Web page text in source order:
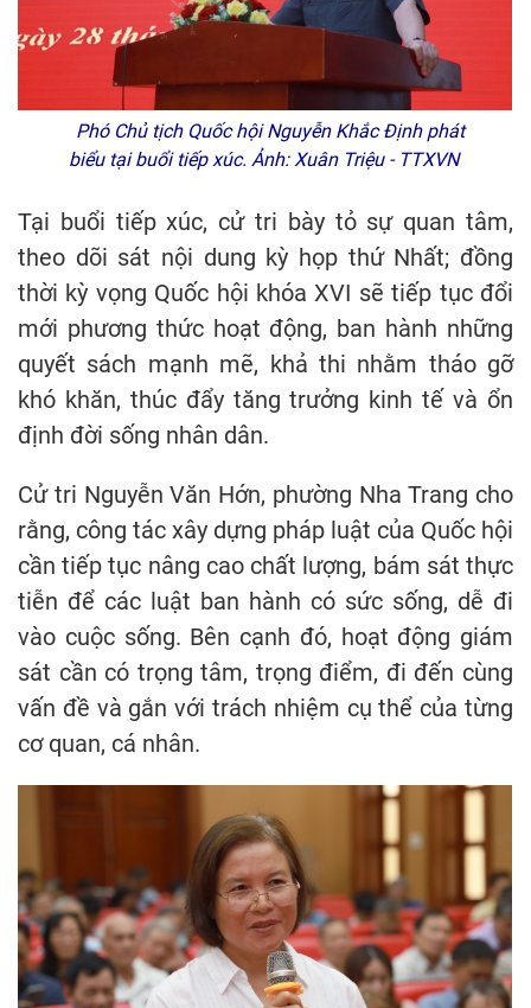
Phó Chủ tịch Quốc hội Nguyễn Khắc Định phát
biểu tại buổi tiếp xúc. Ảnh: Xuân Triệu - TTXVN
Tại buổi tiếp xúc, cử tri bày tỏ sự quan tâm,
theo dõi sát nội dung kỳ họp thứ Nhất; đồng
thời kỳ vọng Quốc hội khóa XVI sẽ tiếp tục đổi
mới phương thức hoạt động, ban hành những
quyết sách mạnh mẽ, khả thi nhằm tháo gỡ
khó khăn, thúc đẩy tăng trưởng kinh tế và ổn
định đời sống nhân dân.
Cử tri Nguyễn Văn Hớn, phường Nha Trang cho
rằng, công tác xây dựng pháp luật của Quốc hội
cần tiếp tục nâng cao chất lượng, bám sát thực
tiễn để các luật ban hành có sức sống, dễ đi
vào cuộc sống. Bên cạnh đó, hoạt động giám
sát cần có trọng tâm, trọng điểm, đi đến cùng
vấn đề và gắn với trách nhiệm cụ thể của từng
cơ quan, cá nhân.